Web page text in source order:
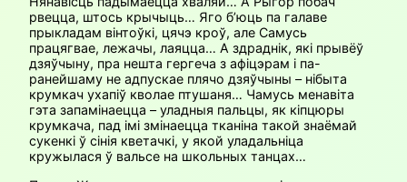
рвецца, штось крычыць… Яго б’юць па галаве
прыкладам вінтоўкі, цячэ кроў, але Самусь
працягвае, лежачы, лаяцца… А здраднік, які прывёў
дзяўчыну, пра нешта гергеча з афіцэрам і па-
ранейшаму не адпускае плячо дзяўчыны – нібыта
крумкач ухапіў кволае птушаня… Чамусь менавіта
гэта запамінаецца – уладныя пальцы, як кіпцюры
крумкача, пад імі змінаецца тканіна такой знаёмай
сукенкі ў сінія кветачкі, у якой уладальніца
кружылася ў вальсе на школьных танцах…